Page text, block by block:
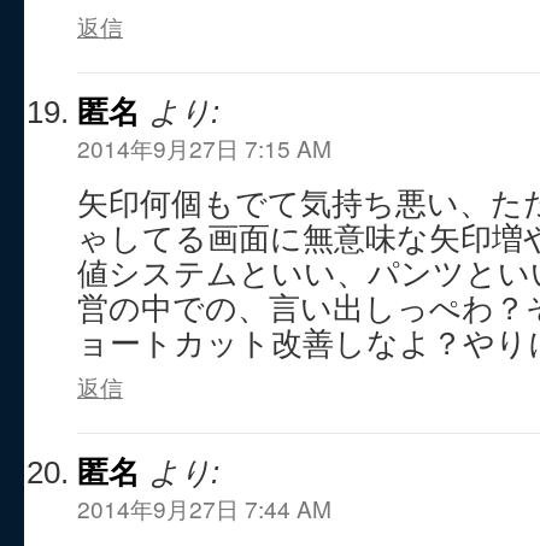
返信
匿名 より:
2014年9月27日 7:15 AM
矢印何個もでて気持ち悪い、
ゃしてる画面に無意味な矢印増
値システムといい、パンツと
営の中での、言い出しっぺわ
ョートカット改善しなよ？やり
返信
匿名 より:
2014年9月27日 7:44 AM